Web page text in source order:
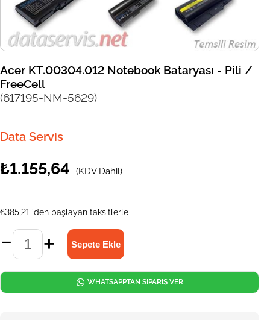
Acer KT.00304.012 Notebook Bataryası - Pili /
FreeCell
(617195-NM-5629)
Data Servis
₺1.155,64 (KDV Dahil)
₺385,21 'den başlayan taksitlerle
WHATSAPPTAN SİPARİŞ VER